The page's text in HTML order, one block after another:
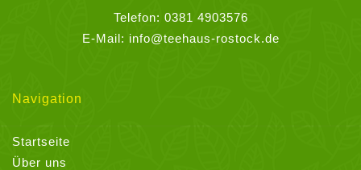
Telefon: 0381 4903576
E-Mail: info@teehaus-rostock.de
Navigation
Startseite
Über uns